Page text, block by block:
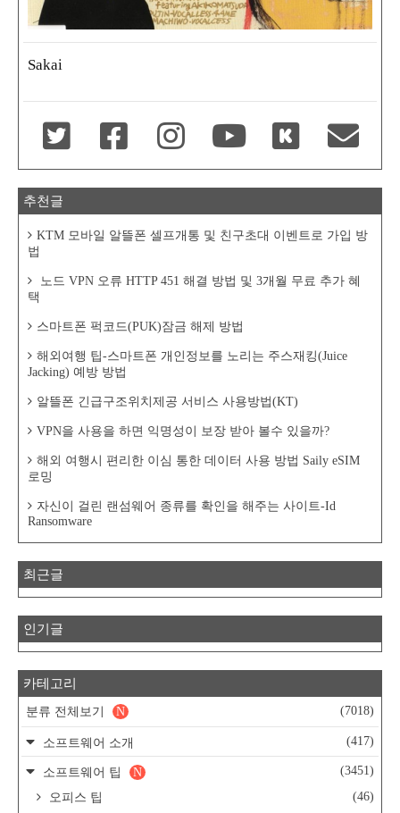
Sakai
추천글
KTM 모바일 알뜰폰 셀프개통 및 친구초대 이벤트로 가입 방
법
노드 VPN 오류 HTTP 451 해결 방법 및 3개월 무료 추가 혜
택
스마트폰 퍽코드(PUK)잠금 해제 방법
해외여행 팁-스마트폰 개인정보를 노리는 주스재킹(Juice
Jacking) 예방 방법
알뜰폰 긴급구조위치제공 서비스 사용방법(KT)
VPN을 사용을 하면 익명성이 보장 받아 볼수 있을까?
해외 여행시 편리한 이심 통한 데이터 사용 방법 Saily eSIM
로밍
자신이 걸린 랜섬웨어 종류를 확인을 해주는 사이트-Id
Ransomware
최근글
인기글
카테고리
분류 전체보기 (7018)
N
소프트웨어 소개 (417)
소프트웨어 팁 (3451)
N
오피스 팁
(46)